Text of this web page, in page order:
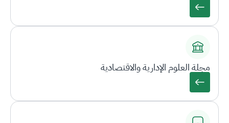
مجلة العلوم الإدارية والاقتصادية